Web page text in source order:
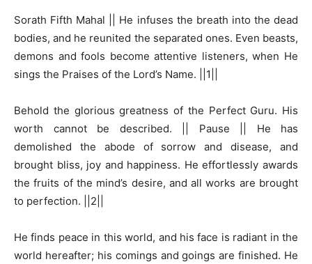
Sorath Fifth Mahal || He infuses the breath into the dead
bodies, and he reunited the separated ones. Even beasts,
demons and fools become attentive listeners, when He
sings the Praises of the Lord’s Name. ||1||
Behold the glorious greatness of the Perfect Guru. His
worth cannot be described. || Pause || He has
demolished the abode of sorrow and disease, and
brought bliss, joy and happiness. He effortlessly awards
the fruits of the mind’s desire, and all works are brought
to perfection. ||2||
He finds peace in this world, and his face is radiant in the
world hereafter; his comings and goings are finished. He